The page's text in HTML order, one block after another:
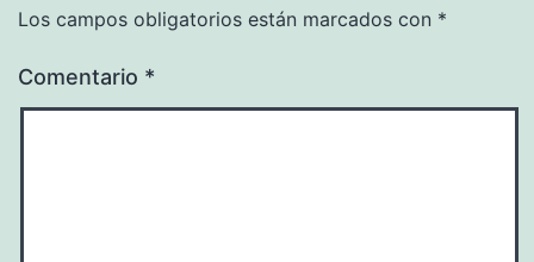
Los campos obligatorios están marcados con *
Comentario *